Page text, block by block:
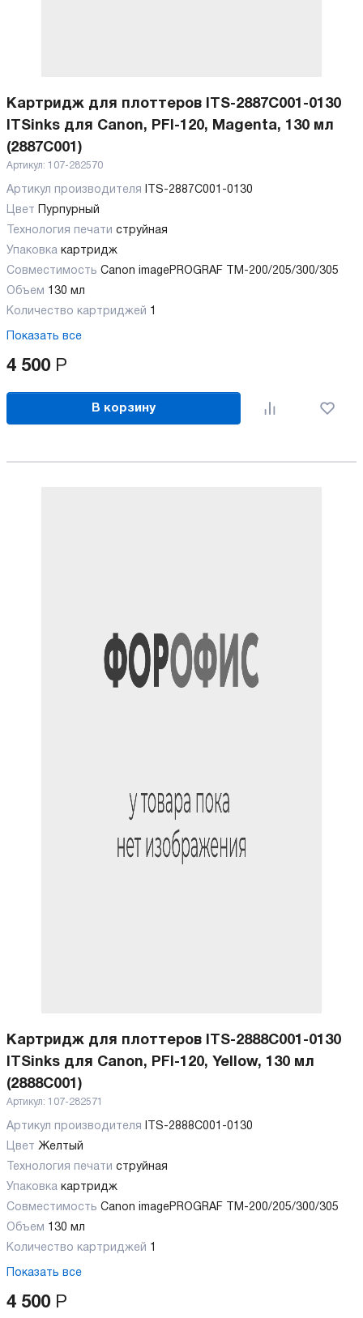
Картридж для плоттеров ITS-2887C001-0130
ITSinks для Canon, PFI-120, Magenta, 130 мл
(2887C001)
Артикул: 107-282570
Артикул производителя
ITS-2887C001-0130
Цвет
Пурпурный
Технология печати струйная
Упаковка картридж
Совместимость Canon imagePROGRAF TM-200/205/300/305
Объем
130 мл
Количество картриджей
1
Показать все
4 500 Р
В корзину
Картридж для плоттеров ITS-2888C001-0130
ITSinks для Canon, PFI-120, Yellow, 130 мл
(2888C001)
Артикул: 107-282571
Артикул производителя
ITS-2888C001-0130
Цвет Желтый
Технология печати струйная
Упаковка картридж
Совместимость Canon imagePROGRAF TM-200/205/300/305
Объем
130 мл
Количество картриджей
1
Показать все
4 500 Р